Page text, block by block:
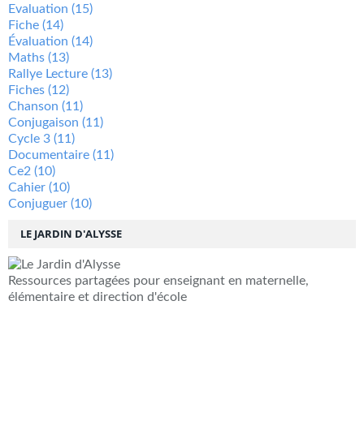
LE JARDIN D'ALYSSE
Ressources partagées pour enseignant en maternelle,
élémentaire et direction d'école
Evaluation (15)
Fiche (14)
Évaluation (14)
Maths (13)
Rallye Lecture (13)
Fiches (12)
Chanson (11)
Conjugaison (11)
Cycle 3 (11)
Documentaire (11)
Ce2 (10)
Cahier (10)
Conjuguer (10)